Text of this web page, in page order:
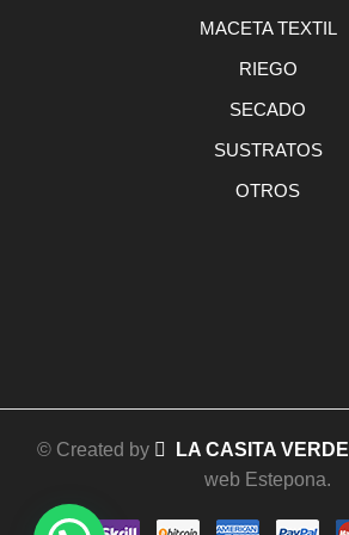
MACETA TEXTIL
RIEGO
SECADO
SUSTRATOS
OTROS
© Created by LA CASITA VERDE
web Estepona.